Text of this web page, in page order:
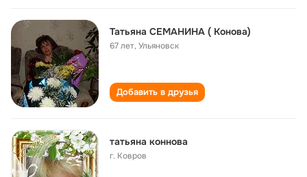
Татьяна СЕМАНИНА ( Конова)
67 лет,Ульяновск
Добавить в друзья
татьяна коннова
г. Ковров